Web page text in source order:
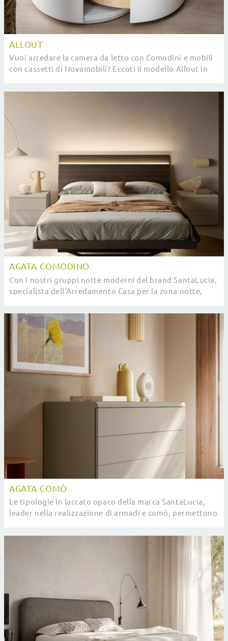
ALLOUT
Vuoi arredare la camera da letto con Comodini e mobili
con cassetti di Novamobili? Eccoti il modello Allout in
AGATA COMODINO
Con i nostri gruppi notte moderni del brand SantaLucia,
specialista dell’Arredamento Casa per la zona notte,
AGATA COMÒ
Le tipologie in laccato opaco della marca SantaLucia,
leader nella realizzazione di armadi e comò, permettono